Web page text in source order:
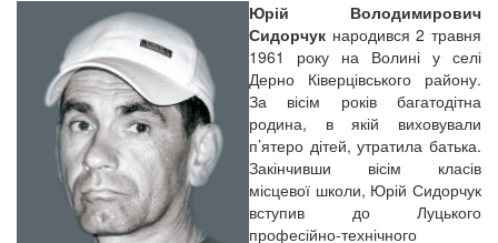
Юрій Володимирович
Сидорчук народився 2 травня
1961 року на Волині у селі
Дерно Ківерцівського району.
За вісім років багатодітна
родина, в якій виховували
п’ятеро дітей, утратила батька.
Закінчивши вісім класів
місцевої школи, Юрій Сидорчук
вступив до Луцького
професійно-технічного